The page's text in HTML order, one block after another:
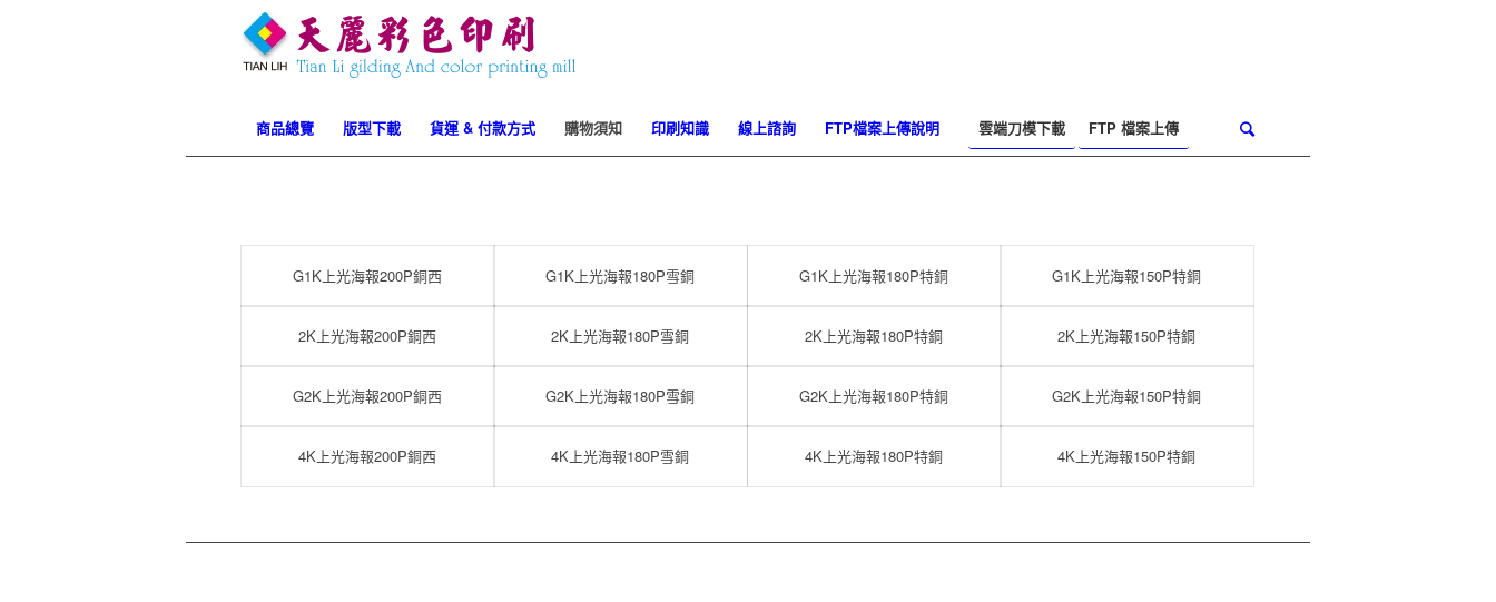
商品總覽 版型下載 貨運 & 付款方式 購物須知 印刷知識 線上諮詢 FTP檔案上傳說明 雲端刀模下載 FTP 檔案上傳
專業．效
上光海報
下一頁
1 2
G1K上光海報200P銅西 G1K上光海報180P雪銅 G1K上光海報180P特銅 G1K上光海報150P特銅
2K上光海報200P銅西 2K上光海報180P雪銅 2K上光海報180P特銅 2K上光海報150P特銅
G2K上光海報200P銅西 G2K上光海報180P雪銅 G2K上光海報180P特銅 G2K上光海報150P特銅
4K上光海報200P銅西 4K上光海報180P雪銅 4K上光海報180P特銅 4K上光海報150P特銅